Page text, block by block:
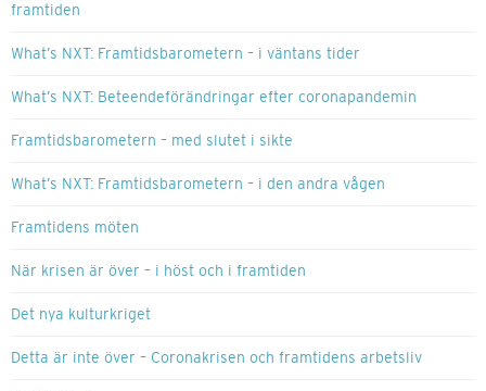
framtiden
What’s NXT: Framtidsbarometern – i väntans tider
What’s NXT: Beteendeförändringar efter coronapandemin
Framtidsbarometern – med slutet i sikte
What’s NXT: Framtidsbarometern – i den andra vågen
Framtidens möten
När krisen är över – i höst och i framtiden
Det nya kulturkriget
Detta är inte över – Coronakrisen och framtidens arbetsliv